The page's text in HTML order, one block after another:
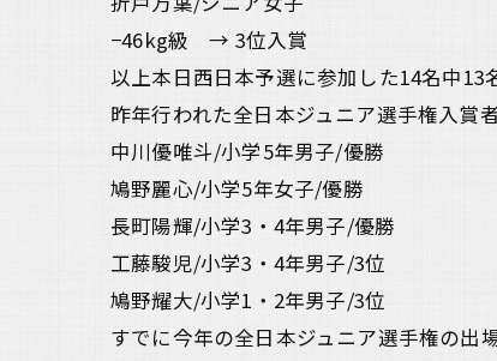
−46kg級 → 3位入賞
以上本日西日本予選に参加した14名中
昨年行われた全日本ジュニア選手権入賞
中川優唯斗/小学5年男子/優勝
鳩野麗心/小学5年女子/優勝
長町陽輝/小学3・4年男子/優勝
工藤駿児/小学3・4年男子/3位
鳩野耀大/小学1・2年男子/3位
すでに今年の全日本ジュニア選手権の出